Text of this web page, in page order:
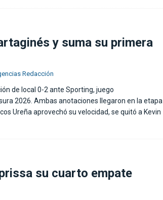
y suma su primera
Redacción
de local 0-2 ante Sporting, juego
2026. Ambas anotaciones llegaron en la etapa
Ureña aprovechó su velocidad, se quitó a Kevin
su cuarto empate